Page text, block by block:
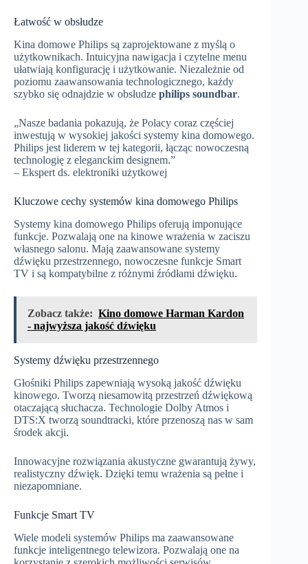
Łatwość w obsłudze
Kina domowe Philips są zaprojektowane z myślą o
użytkownikach. Intuicyjna nawigacja i czytelne menu
ułatwiają konfigurację i użytkowanie. Niezależnie od
poziomu zaawansowania technologicznego, każdy
szybko się odnajdzie w obsłudze philips soundbar.
„Nasze badania pokazują, że Polacy coraz częściej
inwestują w wysokiej jakości systemy kina domowego.
Philips jest liderem w tej kategorii, łącząc nowoczesną
technologię z eleganckim designem.”
– Ekspert ds. elektroniki użytkowej
Kluczowe cechy systemów kina domowego Philips
Systemy kina domowego Philips oferują imponujące
funkcje. Pozwalają one na kinowe wrażenia w zaciszu
własnego salonu. Mają zaawansowane systemy
dźwięku przestrzennego, nowoczesne funkcje Smart
TV i są kompatybilne z różnymi źródłami dźwięku.
Zobacz także: Kino domowe Harman Kardon
- najwyższa jakość dźwięku
Systemy dźwięku przestrzennego
Głośniki Philips zapewniają wysoką jakość dźwięku
kinowego. Tworzą niesamowitą przestrzeń dźwiękową
otaczającą słuchacza. Technologie Dolby Atmos i
DTS:X tworzą soundtracki, które przenoszą nas w sam
środek akcji.
Innowacyjne rozwiązania akustyczne gwarantują żywy,
realistyczny dźwięk. Dzięki temu wrażenia są pełne i
niezapomniane.
Funkcje Smart TV
Wiele modeli systemów Philips ma zaawansowane
funkcje inteligentnego telewizora. Pozwalają one na